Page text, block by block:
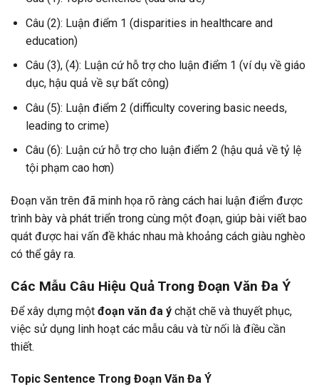
Câu (2): Luận điểm 1 (disparities in healthcare and
education)
Câu (3), (4): Luận cứ hỗ trợ cho luận điểm 1 (ví dụ về giáo
dục, hậu quả về sự bất công)
Câu (5): Luận điểm 2 (difficulty covering basic needs,
leading to crime)
Câu (6): Luận cứ hỗ trợ cho luận điểm 2 (hậu quả về tỷ lệ
tội phạm cao hơn)
Đoạn văn trên đã minh họa rõ ràng cách hai luận điểm được
trình bày và phát triển trong cùng một đoạn, giúp bài viết bao
quát được hai vấn đề khác nhau mà khoảng cách giàu nghèo
có thể gây ra.
Các Mẫu Câu Hiệu Quả Trong Đoạn Văn Đa Ý
Để xây dựng một đoạn văn đa ý chặt chẽ và thuyết phục,
việc sử dụng linh hoạt các mẫu câu và từ nối là điều cần
thiết.
Topic Sentence Trong Đoạn Văn Đa Ý